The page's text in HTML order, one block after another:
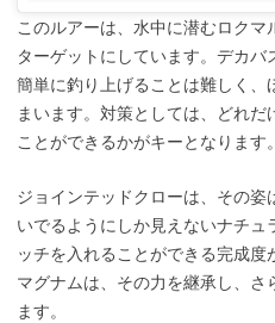
このルアーは、水中に潜むロク
ターゲットにしています。デカバ
簡単に釣り上げることは難しく、
まいます。対策としては、どれ
ことができるかがキーとなります。
ジョインテッドクローは、その
いでるようにしか見えないナチュ
ッチを入れることができる完成
マグナムは、その力を継承し、さ
ます。